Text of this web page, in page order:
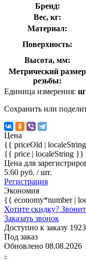
Бренд:
Вес, кг:
Материал:
Поверхность:
Высота, мм:
Метрический размер
резьбы:
Единица измерения:
Сохранить или
Цена
{{ priceOld |
{{ price | localeString }}
Цена для
5.60 руб. / шт.
Регистрация
Экономия
{{ economy*number |
Хотите скидку?
Заказать звонок
Доступно к заказу
Под заказ
Обновлено 08.08.2026
-